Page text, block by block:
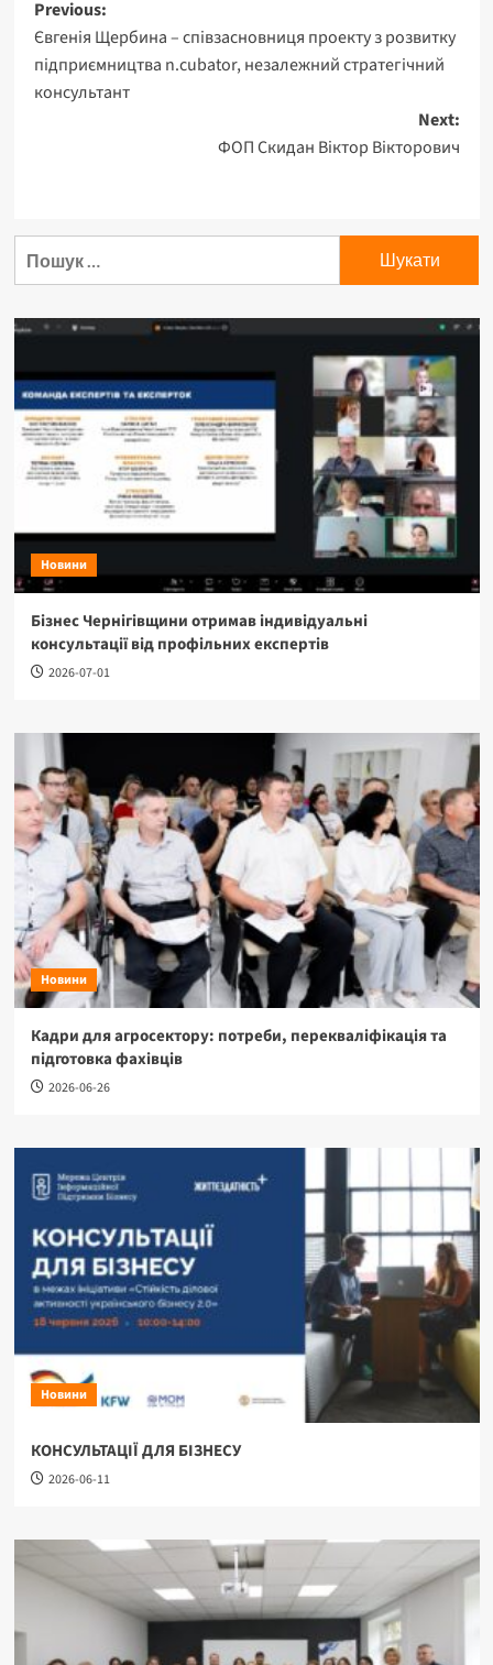
Previous:
Євгенія Щербина – cпівзасновниця проекту з розвитку
підприємництва n.cubator, незалежний стратегічний
консультант
Next:
ФОП Скидан Віктор Вікторович
Новини
Бізнес Чернігівщини отримав індивідуальні
консультації від профільних експертів
2026-07-01
Новини
Кадри для агросектору: потреби, перекваліфікація та
підготовка фахівців
2026-06-26
Новини
КОНСУЛЬТАЦІЇ ДЛЯ БІЗНЕСУ
2026-06-11